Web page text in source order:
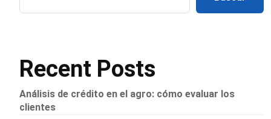
Recent Posts
Análisis de crédito en el agro: cómo evaluar los
clientes